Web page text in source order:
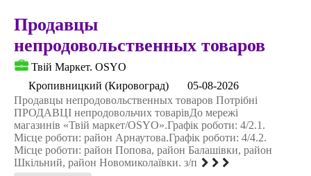
Продавцы
непродовольственных товаров
Твій Маркет. OSYO
Кропивницкий (Кировоград)
05-08-2026
Продавцы непродовольственных товаров Потрібні
ПРОДАВЦІ непродовольчих товарівДо мережі
магазинів «Твій маркет/OSYO».Графік роботи: 4/2.1.
Місце роботи: район Арнаутова.Графік роботи: 4/4.2.
Місце роботи: район Попова, район Балашівки, район
Шкільний, район Новомиколаївки. з/п